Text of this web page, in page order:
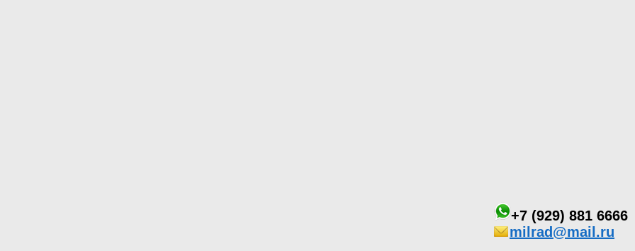
+7 (929) 881 6666
milrad@mail.ru